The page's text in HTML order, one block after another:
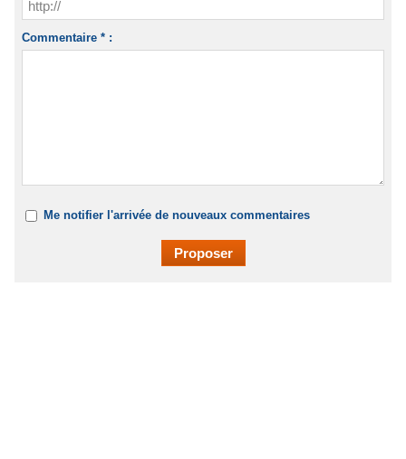
Commentaire * :
Me notifier l'arrivée de nouveaux commentaires